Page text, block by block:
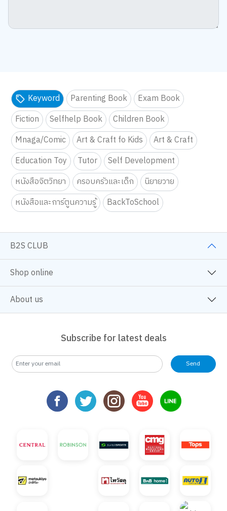
Keyword Parenting Book
Exam Book
Fiction
Selfhelp Book
Children Book
Mnaga/Comic
Art & Craft fo Kids
Art & Craft
Education Toy
Tutor
Self Development
หนังสือจิตวิทยา
ครอบครัวและเด็ก
นิยายวาย
หนังสือและการ์ตูนความรู้
BackToSchool
B2S CLUB
Shop online
About us
Subscribe for latest deals
Send